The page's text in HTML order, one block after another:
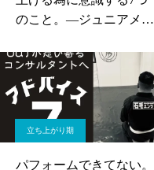
のこと。—ジュニアメン
ーを唸らせましょう！
立ち上がり期
パフォームできてない。